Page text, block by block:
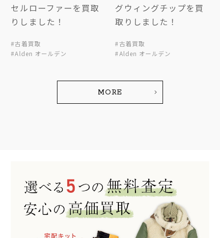
セルローファーを買取
りしました！
#古着買取
#Alden オールデン
グウィングチップを買
取りしました！
#古着買取
#Alden オールデン
MORE